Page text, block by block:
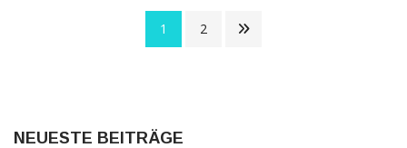
1 2
NEUESTE BEITRÄGE